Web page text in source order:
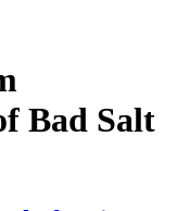
Bad Salt